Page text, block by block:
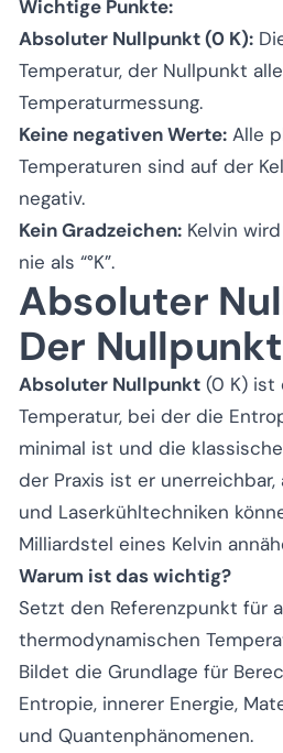
Wichtige Punkte:
Absoluter Nullpunkt (0 K):
Temperatur, der Nullpunkt
Temperaturmessung.
Keine negativen Werte: Alle
Temperaturen sind auf der
negativ.
Kein Gradzeichen: Kelvin
nie als “°K”.
Absoluter
Der Nullpunkt
Absoluter Nullpunkt (0 K) ist
Temperatur, bei der die
minimal ist und die
der Praxis ist er
und Laserkühltechniken
Milliardstel eines Kelvin
Warum ist das wichtig?
Setzt den Referenzpunkt für
thermodynamischen
Bildet die Grundlage für
Entropie, innerer Energie,
und Quantenphänomenen.